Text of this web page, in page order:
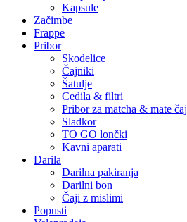
Kapsule
Začimbe
Frappe
Pribor
Skodelice
Čajniki
Šatulje
Cedila & filtri
Pribor za matcha & mate čaj
Sladkor
TO GO lončki
Kavni aparati
Darila
Darilna pakiranja
Darilni bon
Čaji z mislimi
Popusti